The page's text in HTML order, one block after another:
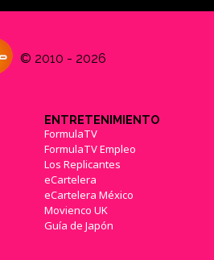
© 2010 - 2026
ENTRETENIMIENTO
FormulaTV
FormulaTV Empleo
Los Replicantes
eCartelera
eCartelera México
Movienco UK
Guía de Japón